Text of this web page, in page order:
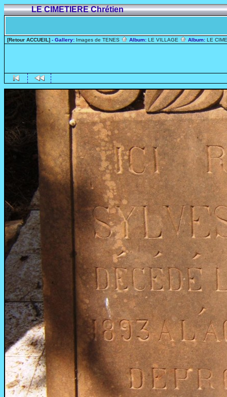
LE CIMETIERE Chrétien
[Retour ACCUEIL] - Gallery: Images de TENES Album: LE VILLAGE Album: LE